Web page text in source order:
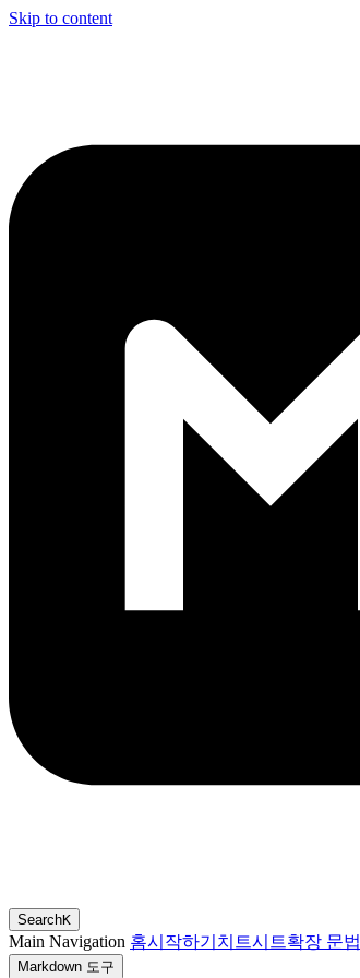
Skip to content
SearchK
Main Navigation 홈시작하기 치트시트확장 문법
Markdown 도구